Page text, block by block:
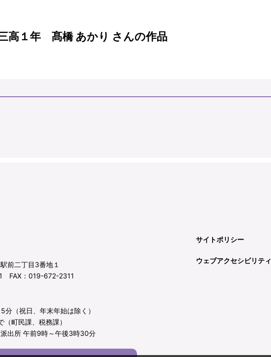
高１年 髙橋 あかり さんの作品
前二丁目3番地１
FAX：019-672-2311
（祝日、年末年始は除く）
町民課、税務課）
出所 午前9時～午後3時30分
サイトポリシー
ウェブアクセシビリティ